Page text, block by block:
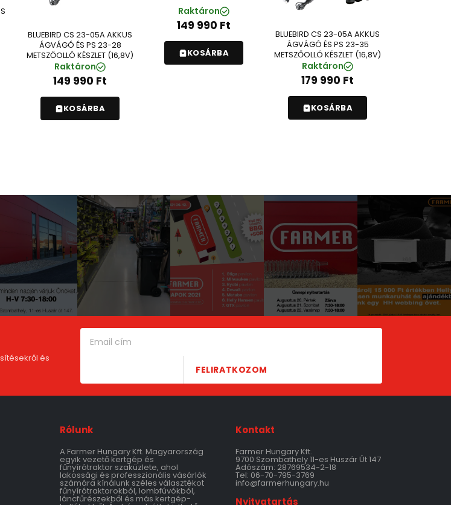
BLUEBIRD CS 23-05A AKKUS
ÁGVÁGÓ ÉS PS 23-28
METSZŐOLLÓ KÉSZLET (16,8V)
Raktáron
149 990 Ft
KOSÁRBA
Raktáron
149 990 Ft
KOSÁRBA
BLUEBIRD CS 23-05A AKKUS
ÁGVÁGÓ ÉS PS 23-35
METSZŐOLLÓ KÉSZLET (16,8V)
Raktáron
179 990 Ft
KOSÁRBA
és
FELIRATKOZOM
Rólunk
A Farmer Hungary Kft. Magyarország
egyik vezető kertgép és
fűnyírótraktor szaküzlete, ahol
lakossági és professzionális vásárlók
számára kínálunk széles választékot
fűnyírótraktorokból, lombfúvókból,
láncfűrészekből és más kertgép-
Kontakt
Farmer Hungary Kft.
9700 Szombathely 11-es Huszár Út 147
Adószám: 28769534-2-18
Tel: 06-70-795-3769
info@farmerhungary.hu
Nyitvatartás